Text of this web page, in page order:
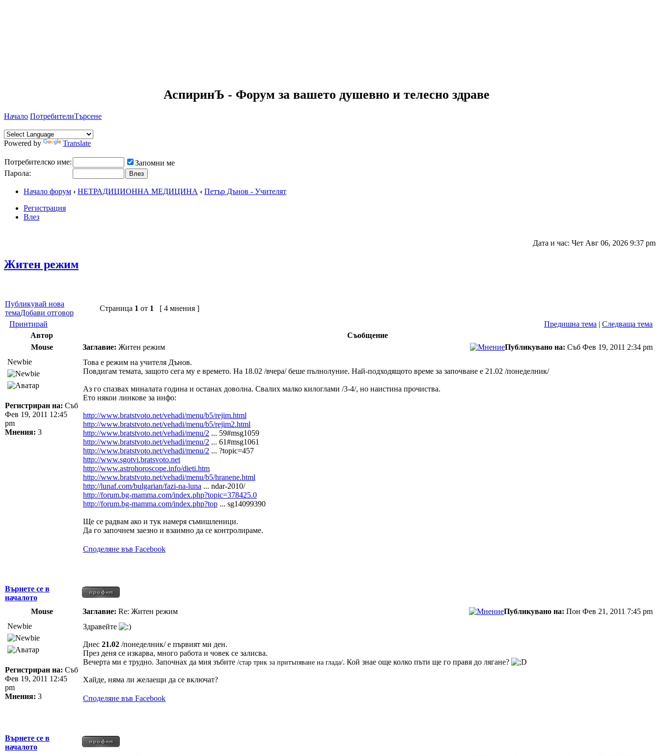
АспиринЪ - Форум за вашето душевно и телесно здраве
Начало ПотребителиТърсене
Powered by Translate
Потребителско име:
Запомни ме
Парола:
Начало форум ‹ НЕТРАДИЦИОННА МЕДИЦИНА ‹ Петър Дънов - Учителят
Регистрация
Влез
Дата и час: Чет Авг 06, 2026 9:37 pm
Житен режим
Публикувай нова
темаДобави отговор
Страница 1 от 1
[ 4 мнения ]
Принтирай
Предишна тема | Следваща тема
Автор
Съобщение
Mouse
Заглавие: Житен режим Публикувано на: Съб Фев 19, 2011 2:34 pm
Newbie
Регистриран на: Съб
Фев 19, 2011 12:45
pm
Мнения: 3
Това е режим на учителя Дънов.
Повдигам темата, защото сега му е времето. На 18.02 /вчера/ беше пълнолуние. Най-подходящото време за започване е 21.02 /понеделник/
Аз го спазвах миналата година и останах доволна. Свалих малко килоглами /3-4/, но наистина прочиства.
Ето някои линкове за инфо:
http://www.bratstvoto.net/vehadi/menu/b5/rejim.html
http://www.bratstvoto.net/vehadi/menu/b5/rejim2.html
http://www.bratstvoto.net/vehadi/menu/2 ... 59#msg1059
http://www.bratstvoto.net/vehadi/menu/2 ... 61#msg1061
http://www.bratstvoto.net/vehadi/menu/2 ... ?topic=457
http://www.sgotvi.bratsvoto.net
http://www.astrohoroscope.info/dieti.htm
http://www.bratstvoto.net/vehadi/menu/b5/hranene.html
http://lunaf.com/bulgarian/fazi-na-luna ... ndar-2010/
http://forum.bg-mamma.com/index.php?topic=378425.0
http://forum.bg-mamma.com/index.php?top ... sg14099390
Ще се радвам ако и тук намеря съмишленици.
Да го започнем заезно и взаимно да се контролираме.
Споделяне във Facebook
Върнете се в
началото
Mouse
Заглавие: Re: Житен режим Публикувано на: Пон Фев 21, 2011 7:45 pm
Newbie
Регистриран на: Съб
Фев 19, 2011 12:45
pm
Мнения: 3
Здравейте
Днес 21.02 /понеделник/ е първият ми ден.
През деня се изкарва, много работа и човек се залисва.
Вечерта ми е трудно. Започнах да мия зъбите /стар трик за притъпяване на глада/. Кой знае още колко пъти ще го правя до лягане?
Хайде, няма ли желаещи да се включат?
Споделяне във Facebook
Върнете се в
началото